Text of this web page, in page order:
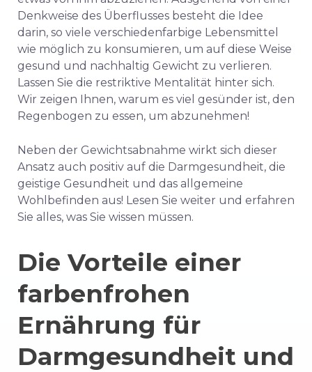
Denkweise des Überflusses besteht die Idee
darin, so viele verschiedenfarbige Lebensmittel
wie möglich zu konsumieren, um auf diese Weise
gesund und nachhaltig Gewicht zu verlieren.
Lassen Sie die restriktive Mentalität hinter sich.
Wir zeigen Ihnen, warum es viel gesünder ist, den
Regenbogen zu essen, um abzunehmen!
Neben der Gewichtsabnahme wirkt sich dieser
Ansatz auch positiv auf die Darmgesundheit, die
geistige Gesundheit und das allgemeine
Wohlbefinden aus! Lesen Sie weiter und erfahren
Sie alles, was Sie wissen müssen.
Die Vorteile einer
farbenfrohen
Ernährung für
Darmgesundheit und